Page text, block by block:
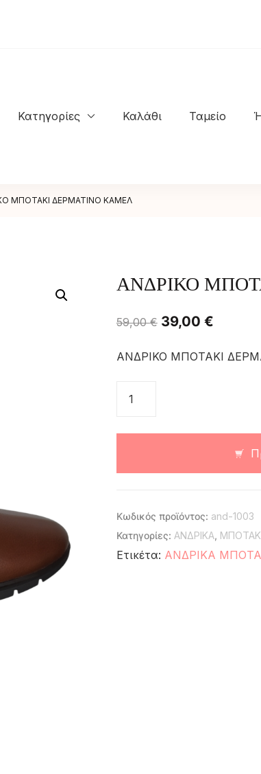
KIOSSES SHOES
Κατηγορίες Καλάθι Ταμείο
ΜΠΟΤΑΚΙ ΔΕΡΜΑΤΙΝΟ ΚΑΜΕΛ
ΑΝΔΡΙΚΟ
59,00€ 39,00 €
ΑΝΔΡΙΚΟ ΜΠΟΤΑΚΙ
Κωδικός προϊόντος: and-1003
Κατηγορίες: ΑΝΔΡΙΚΑ,
Ετικέτα: ΑΝΔΡΙΚΑ